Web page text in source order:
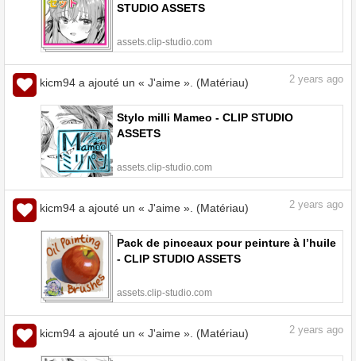
STUDIO ASSETS
assets.clip-studio.com
kicm94 a ajouté un « J'aime ». (Matériau) 2 years ago
Stylo milli Mameo - CLIP STUDIO
ASSETS
assets.clip-studio.com
kicm94 a ajouté un « J'aime ». (Matériau) 2 years ago
Pack de pinceaux pour peinture à l’huile
- CLIP STUDIO ASSETS
assets.clip-studio.com
kicm94 a ajouté un « J'aime ». (Matériau) 2 years ago